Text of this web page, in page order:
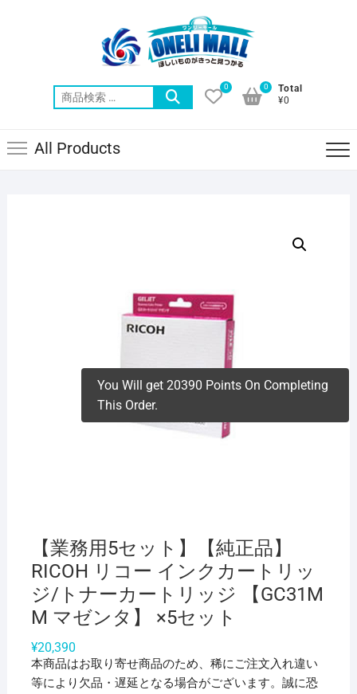
索
0
Total
¥0
0
All Products
【業務用5セット】【純正品】
RICOH リコー インクカートリッ
ジ/トナーカートリッジ 【GC31M
M マゼンタ】 ×5セット
¥20,390
本商品はお取り寄せ商品のため、稀にご注文入れ違い
等により欠品・遅延となる場合がございます。誠に恐
You Will get 20390 Points On Completing
This Order.